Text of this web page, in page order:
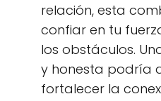
relación, esta
confiar en tu
los obstáculos.
y honesta podría
fortalecer la